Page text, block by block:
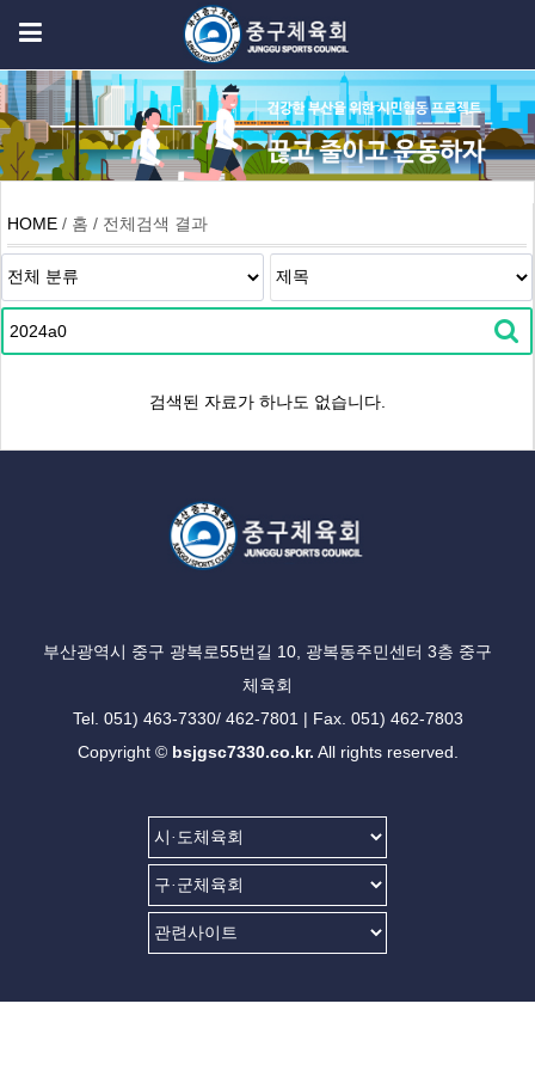
HOME / 홈 / 전체검색 결과
검색된 자료가 하나도 없습니다.
부산광역시 중구 광복로55번길 10, 광복동주민센터 3층 중구
체육회
Tel. 051) 463-7330/ 462-7801 | Fax. 051) 462-7803
Copyright © bsjgsc7330.co.kr. All rights reserved.